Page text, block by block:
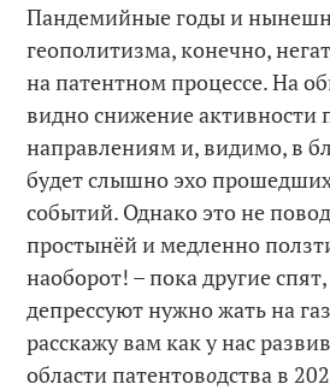
Пандемийные годы и
геополитизма, конечно,
на патентном процессе. На
видно снижение активности
направлениям и, видимо, в
будет слышно эхо
событий. Однако это не
простынёй и медленно
наоборот! – пока другие
депрессуют нужно жать на
расскажу вам как у нас
области патентоводства в